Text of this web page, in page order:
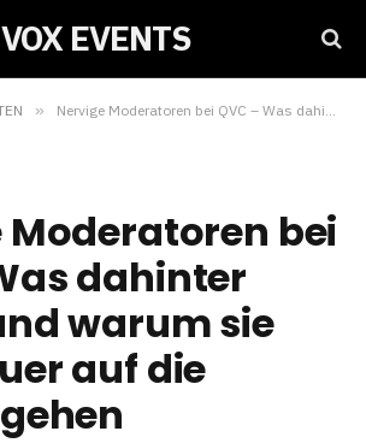
VOX EVENTS
» Nervige Moderatoren bei QVC – Was dahinter steckt und warum sie Zuschauer auf die Nerven gehen
Moderatoren bei
dahinter
warum sie
auf die